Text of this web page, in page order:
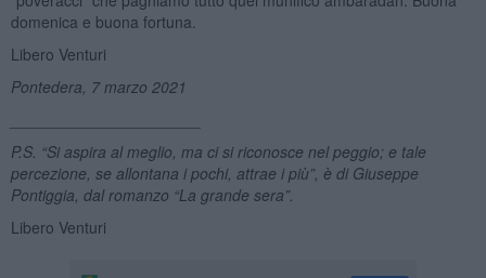
domenica e buona fortuna.
Libero Venturi
Pontedera, 7 marzo 2021
P.S. “Si aspira al meglio, ma ci si riconosce nel peggio; e tale
percezione, se allontana i pochi, attrae i più”, è di Giuseppe
Pontiggia, dal romanzo “La grande sera”.
Libero Venturi